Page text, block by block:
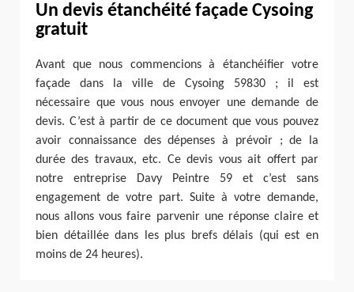
Un devis étanchéité façade Cysoing
gratuit
Avant que nous commencions à étanchéifier votre
façade dans la ville de Cysoing 59830 ; il est
nécessaire que vous nous envoyer une demande de
devis. C’est à partir de ce document que vous pouvez
avoir connaissance des dépenses à prévoir ; de la
durée des travaux, etc. Ce devis vous ait offert par
notre entreprise Davy Peintre 59 et c’est sans
engagement de votre part. Suite à votre demande,
nous allons vous faire parvenir une réponse claire et
bien détaillée dans les plus brefs délais (qui est en
moins de 24 heures).